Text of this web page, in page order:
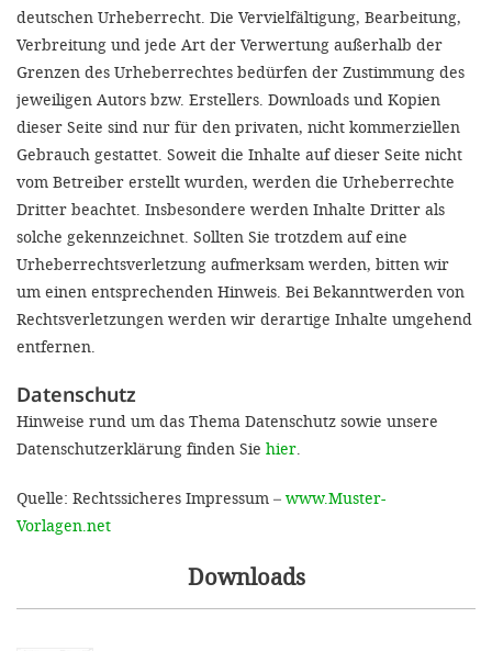
deutschen Urheberrecht. Die Vervielfältigung, Bearbeitung,
Verbreitung und jede Art der Verwertung außerhalb der
Grenzen des Urheberrechtes bedürfen der Zustimmung des
jeweiligen Autors bzw. Erstellers. Downloads und Kopien
dieser Seite sind nur für den privaten, nicht kommerziellen
Gebrauch gestattet. Soweit die Inhalte auf dieser Seite nicht
vom Betreiber erstellt wurden, werden die Urheberrechte
Dritter beachtet. Insbesondere werden Inhalte Dritter als
solche gekennzeichnet. Sollten Sie trotzdem auf eine
Urheberrechtsverletzung aufmerksam werden, bitten wir
um einen entsprechenden Hinweis. Bei Bekanntwerden von
Rechtsverletzungen werden wir derartige Inhalte umgehend
entfernen.
Datenschutz
Hinweise rund um das Thema Datenschutz sowie unsere
Datenschutzerklärung finden Sie hier.
Quelle: Rechtssicheres Impressum – www.Muster-
Vorlagen.net
Downloads